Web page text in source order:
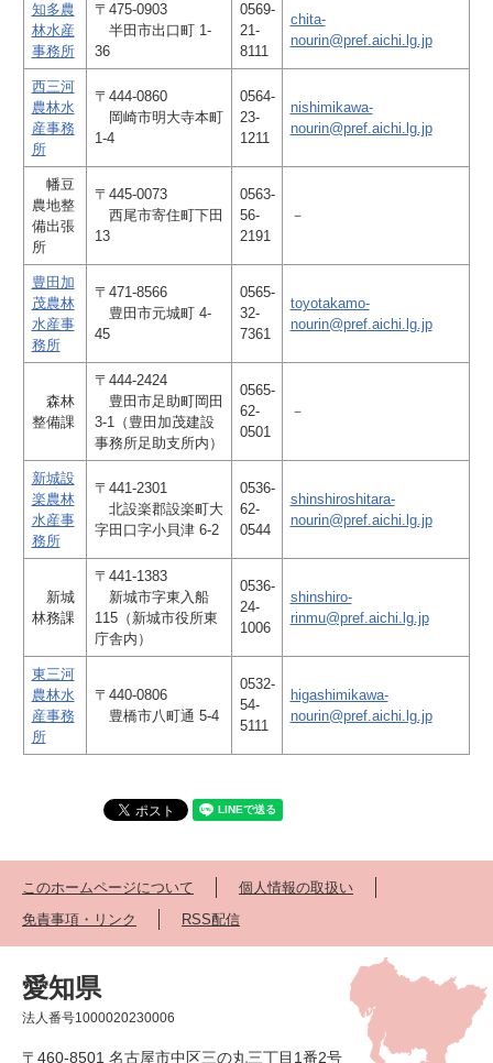
知多農
林水産
事務所
〒475-0903
半田市出口町 1-
36
0569-
21-
8111
chita-
nourin@pref.aichi.lg.jp
西三河
農林水
産事務
所
〒444-0860
岡崎市明大寺本町
1-4
0564-
23-
1211
nishimikawa-
nourin@pref.aichi.lg.jp
幡豆
農地整
備出張
所
〒445-0073
西尾市寄住町下田
13
0563-
56-
2191
－
豊田加
茂農林
水産事
務所
〒471-8566
豊田市元城町 4-
45
0565-
32-
7361
toyotakamo-
nourin@pref.aichi.lg.jp
森林
整備課
〒444-2424
豊田市足助町岡田
3-1（豊田加茂建設
事務所足助支所内）
0565-
62-
0501
－
新城設
楽農林
水産事
務所
〒441-2301
北設楽郡設楽町大
字田口字小貝津 6-2
0536-
62-
0544
shinshiroshitara-
nourin@pref.aichi.lg.jp
新城
林務課
〒441-1383
新城市字東入船
115（新城市役所東
庁舎内）
0536-
24-
1006
shinshiro-
rinmu@pref.aichi.lg.jp
東三河
農林水
産事務
所
〒440-0806
豊橋市八町通 5-4
0532-
54-
5111
higashimikawa-
nourin@pref.aichi.lg.jp
このホームページについて
個人情報の取扱い
免責事項・リンク
RSS配信
愛知県
法人番号1000020230006
〒460-8501 名古屋市中区三の丸三丁目1番2号